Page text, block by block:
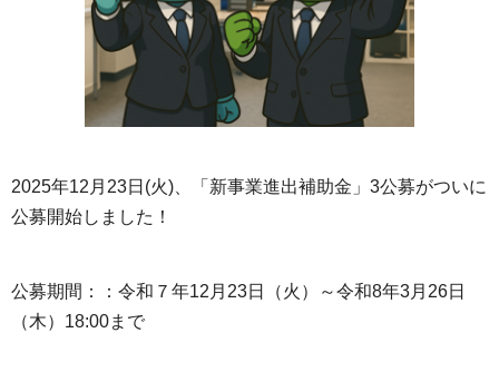
2025年12月23日(火)、「新事業進出補助金」3公募がついに
公募開始しました！
公募期間：：令和７年12月23日（火）～令和8年3月26日
（木）18:00まで